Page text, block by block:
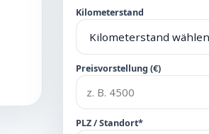
Kilometerstand
Preisvorstellung (€)
PLZ / Standort*